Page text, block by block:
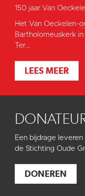
150 jaar Van
Het Van Oeckelen-
Bartholomeuskerk
Ter...
LEES MEER
Een bijdrage
de Stichting Oude
DONEREN